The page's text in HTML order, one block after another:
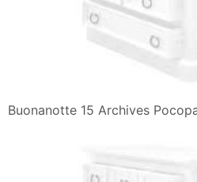
Buonanotte 15 Archives